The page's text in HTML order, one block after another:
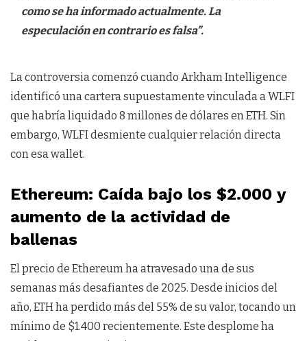
como se ha informado actualmente. La
especulación en contrario es falsa”.
La controversia comenzó cuando Arkham Intelligence
identificó una cartera supuestamente vinculada a WLFI
que habría liquidado 8 millones de dólares en ETH. Sin
embargo, WLFI desmiente cualquier relación directa
con esa wallet.
Ethereum: Caída bajo los $2.000 y
aumento de la actividad de
ballenas
El precio de Ethereum ha atravesado una de sus
semanas más desafiantes de 2025. Desde inicios del
año, ETH ha perdido más del 55% de su valor, tocando un
mínimo de $1.400 recientemente. Este desplome ha